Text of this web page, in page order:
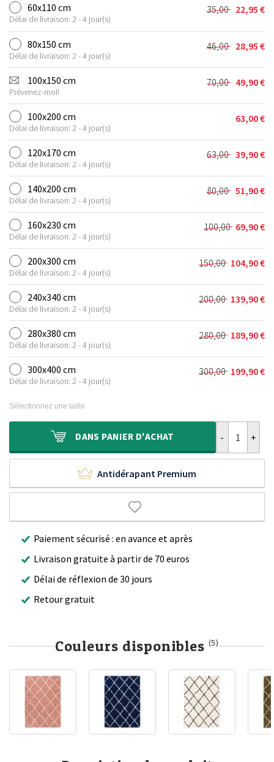
60x110 cm
Délai de livraison: 2 - 4 jour(s)
35,00
Le
prix
initial
était :
35,00 €.
22,95 €
Le
prix
actuel
est :
22,95 €.
80x150 cm
Délai de livraison: 2 - 4 jour(s)
46,00
Le
prix
initial
était :
46,00 €.
28,95 €
Le
prix
actuel
est :
28,95 €.
100x150 cm
Prévenez-moi!
70,00
Le
prix
70,00 €.
49,90€
Le
prix
actuel
49,90 €.
100x200 cm
Délai de livraison: 2 - 4 jour(s)
63,00€
120x170 cm
Délai de livraison: 2 - 4 jour(s)
63,00
Le
prix
initial
était :
63,00 €.
39,90€
Le
prix
actuel
est :
39,90 €.
140x200 cm
Délai de livraison: 2 - 4 jour(s)
80,00
Le
prix
initial
était :
80,00 €.
51,90€
Le
prix
actuel
est :
51,90 €.
160x230 cm
Délai de livraison: 2 - 4 jour(s)
100,00
Le
prix
initial
était :
100,00 €.
69,90€
Le
prix
actuel
est :
69,90 €.
200x300 cm
Délai de livraison: 2 - 4 jour(s)
150,00
Le
prix
initial
était :
150,00 €.
104,90€
Le
prix
actuel
est :
104,90 €.
240x340 cm
Délai de livraison: 2 - 4 jour(s)
200,00
Le
prix
initial
était :
200,00 €.
139,90€
Le
prix
actuel
est :
139,90 €.
280x380 cm
Délai de livraison: 2 - 4 jour(s)
280,00
Le
prix
initial
était :
189,90€
Le
prix
actuel
est :
300x400 cm
Délai de livraison: 2 - 4 jour(s)
300,00
Le
300,00 €.
199,90€
Le
199,90 €.
Sélectionnez une taille
DANS PANIER D'ACHAT
Antidérapant Premium
Paiement sécurisé : en avance et après
Livraison gratuite à partir de 70 euros
Délai de réflexion de 30 jours
Retour gratuit
Couleurs disponibles (5)